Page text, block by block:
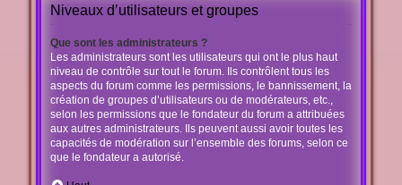
Niveaux d’utilisateurs et groupes
Que sont les administrateurs ?
Les administrateurs sont les utilisateurs qui ont le plus haut
niveau de contrôle sur tout le forum. Ils contrôlent tous les
aspects du forum comme les permissions, le bannissement, la
création de groupes d’utilisateurs ou de modérateurs, etc.,
selon les permissions que le fondateur du forum a attribuées
aux autres administrateurs. Ils peuvent aussi avoir toutes les
capacités de modération sur l’ensemble des forums, selon ce
que le fondateur a autorisé.